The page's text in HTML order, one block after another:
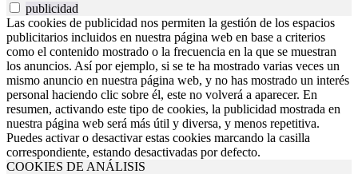
publicidad
Las cookies de publicidad nos permiten la gestión de los espacios
publicitarios incluidos en nuestra página web en base a criterios
como el contenido mostrado o la frecuencia en la que se muestran
los anuncios. Así por ejemplo, si se te ha mostrado varias veces un
mismo anuncio en nuestra página web, y no has mostrado un interés
personal haciendo clic sobre él, este no volverá a aparecer. En
resumen, activando este tipo de cookies, la publicidad mostrada en
nuestra página web será más útil y diversa, y menos repetitiva.
Puedes activar o desactivar estas cookies marcando la casilla
correspondiente, estando desactivadas por defecto.
COOKIES DE ANÁLISIS